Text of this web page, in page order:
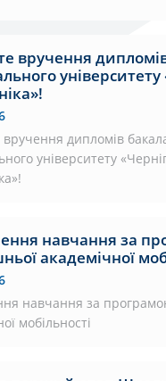
вручення
університету
дипломів
університету
навчання за
академічної
навчання за
мобільності